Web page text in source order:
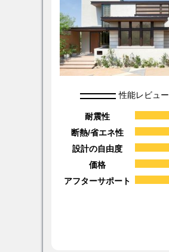
性能レビュー
耐震性
断熱/省エネ性
設計の自由度
価格
アフターサポート